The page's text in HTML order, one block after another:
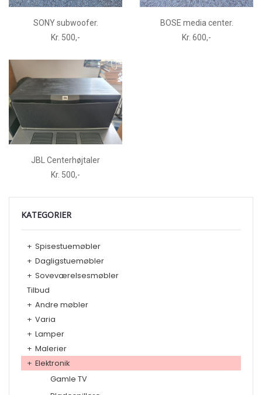
SONY subwoofer.
Kr. 500,-
BOSE media center.
Kr. 600,-
JBL Centerhøjtaler
Kr. 500,-
KATEGORIER
+ Spisestuemøbler
+ Dagligstuemøbler
+ Soveværelsesmøbler
Tilbud
+ Andre møbler
+ Varia
+ Lamper
+ Malerier
+ Elektronik
Gamle TV